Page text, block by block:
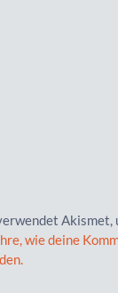
Akismet,
wie deine